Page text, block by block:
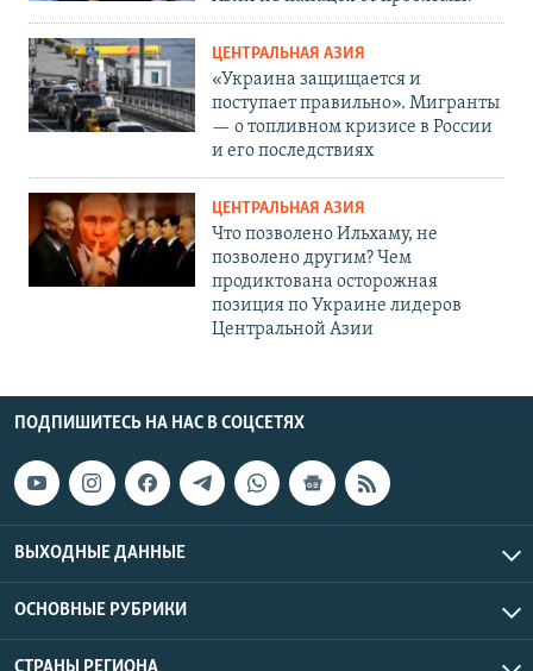
ЦЕНТРАЛЬНАЯ АЗИЯ
«Украина защищается и
поступает правильно». Мигранты
— о топливном кризисе в России
и его последствиях
ЦЕНТРАЛЬНАЯ АЗИЯ
Что позволено Ильхаму, не
позволено другим? Чем
продиктована осторожная
позиция по Украине лидеров
Центральной Азии
ПОДПИШИТЕСЬ НА НАС В СОЦСЕТЯХ
ВЫХОДНЫЕ ДАННЫЕ
ОСНОВНЫЕ РУБРИКИ